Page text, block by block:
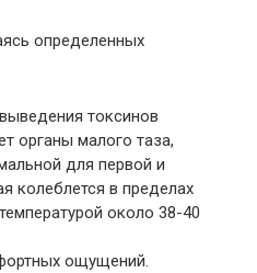
определенных
токсинов
органы малого таза,
для первой и
колеблется в пределах
около 38-40
ощущений.